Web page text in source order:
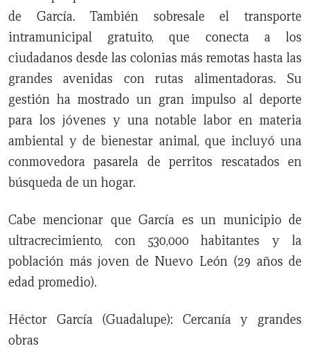
de García. También sobresale el transporte
intramunicipal gratuito, que conecta a los
ciudadanos desde las colonias más remotas hasta las
grandes avenidas con rutas alimentadoras. Su
gestión ha mostrado un gran impulso al deporte
para los jóvenes y una notable labor en materia
ambiental y de bienestar animal, que incluyó una
conmovedora pasarela de perritos rescatados en
búsqueda de un hogar.
Cabe mencionar que García es un municipio de
ultracrecimiento, con 530,000 habitantes y la
población más joven de Nuevo León (29 años de
edad promedio).
Héctor García (Guadalupe): Cercanía y grandes
obras